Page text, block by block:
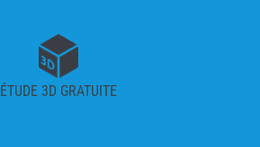
ÉTUDE 3D GRATUITE